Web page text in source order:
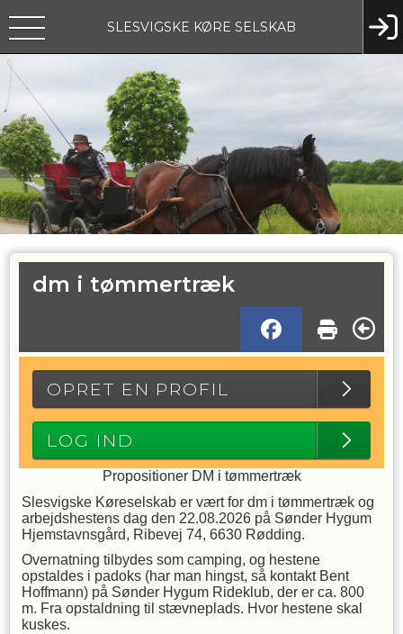
SLESVIGSKE KØRE SELSKAB
dm i tømmertræk
OPRET EN PROFIL
LOG IND
Propositioner DM i tømmertræk
Slesvigske Køreselskab er vært for dm i tømmertræk og
arbejdshestens dag den 22.08.2026 på Sønder Hygum
Hjemstavnsgård, Ribevej 74, 6630 Rødding.
Overnatning tilbydes som camping, og hestene
opstaldes i padoks (har man hingst, så kontakt Bent
Hoffmann) på Sønder Hygum Rideklub, der er ca. 800
m. Fra opstaldning til stævneplads. Hvor hestene skal
kuskes.